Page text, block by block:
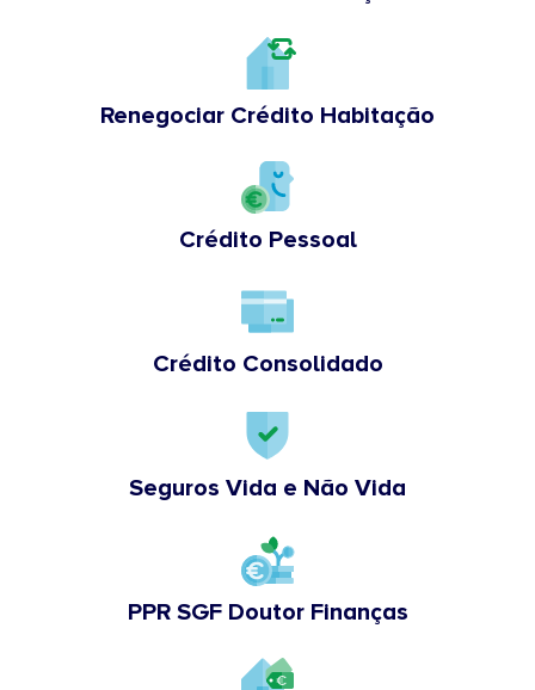
Renegociar Crédito Habitação
Crédito Pessoal
Crédito Consolidado
Seguros Vida e Não Vida
PPR SGF Doutor Finanças